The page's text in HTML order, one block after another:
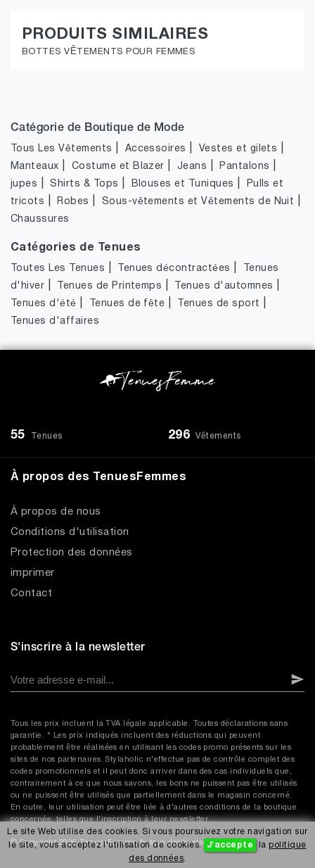
PRODUITS SIMILAIRES
BOTTES VÊTEMENTS POUR FEMMES
Catégorie de Boutique de Mode
Tous Les Vêtements Accessoires Vestes et gilets
Manteaux Costume et Blazer Jeans Pantalons
jupes |Shirts & Tops Blouses et Tuniques
Pulls et
tricots
Robes Sous-vêtements et Vêtements de Nuit
Chaussures
Catégories de Tenues
Toutes Les Tenues Tenues décontractées
Tenues
d'hiver
Tenues de Printemps Tenues d'automnes
Tenues d'été Tenues de fête Tenues de sport
Tenues d'affaires
55 Tenues 296 Vêtements
À propos des TenuesFemmes
À propos de nous
Conditions d'utilisation
Protection des données
imprimer
Contact
S'inscrire à la newsletter
Tous les prix incluent la TVA légale applicable. Toutes déclarations sans
garantie. * Les prix indiqués incluent des réductions qui peuvent
probablement être réalisées en utilisant les codes promo présents sur les
sites de nos partenaires. Stylaholic n'effectue pas de contrôle complet des
codes promotionnels et il peut donc arriver dans des cas individuels que,
contrairement à ce que nous savons, les bons ne puissent pas être utilisés
ou ne puissent être utilisés que partiellement dans le magasin concerné.
En outre, leur utilisation peut être liée à d'autres conditions de la boutique
concernée, telles que l'inscription à leur newsletter.
© Copyright 2026 TenuesFemme.fr, tous droits réservés.
Le site Web utilise des cookies. Si vous poursuivez votre navigation sur
le site, vous acceptez l'utilisation de cookies. J'accepte la politique
des données